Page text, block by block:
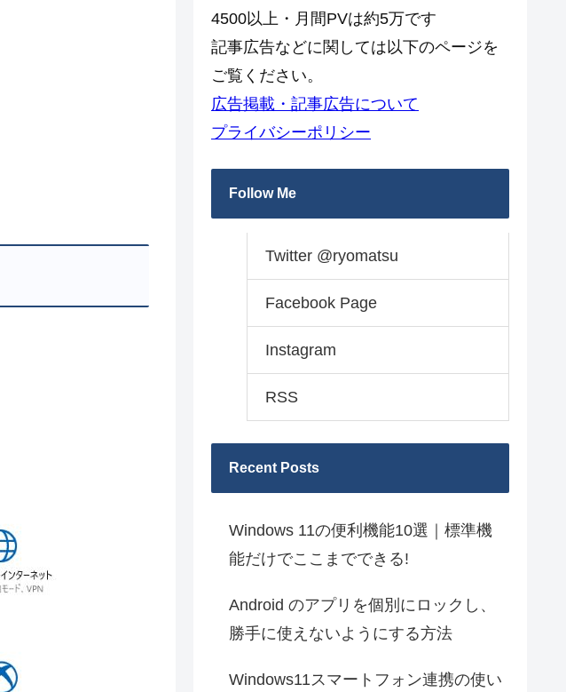
4500以上・月間PVは約5万です
記事広告などに関しては以下のページを
ご覧ください。
広告掲載・記事広告について
プライバシーポリシー
Follow Me
Twitter @ryomatsu
Facebook Page
Instagram
RSS
Recent Posts
Windows 11の便利機能10選｜標準機
能だけでここまでできる!
Android のアプリを個別にロックし、
勝手に使えないようにする方法
Windows11スマートフォン連携の使い